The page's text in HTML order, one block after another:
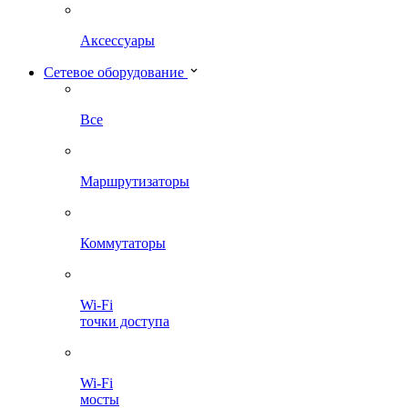
Аксессуары
Сетевое оборудование
Все
Маршрутизаторы
Коммутаторы
Wi-Fi
точки доступа
Wi-Fi
мосты